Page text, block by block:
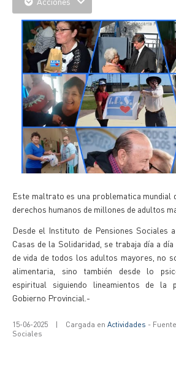
Este maltrato es una problematica mundial
derechos humanos de millones de adultos
Desde el Instituto de Pensiones Sociales
Casas de la Solidaridad, se trabaja día a
de vida de todos los adultos mayores, no
alimentaria, sino también desde lo
espiritual siguiendo lineamientos de la
Gobierno Provincial.-
15-06-2025 | Cargada en Actividades -
Sociales